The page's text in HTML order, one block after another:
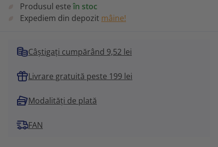
Produsul esteîn stoc
Expediem din depozit mâine!
Câștigați cumpărând 9,52 lei
Livrare gratuită peste 199 lei
Modalități de plată
FAN